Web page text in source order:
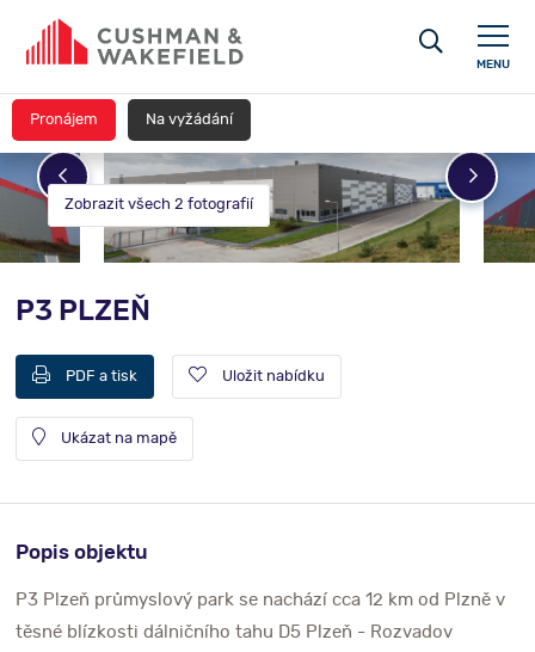
MENU
Zobrazit všech 2 fotografií
P3 PLZEŇ
PDF a tisk Uložit nabídku
Ukázat na mapě
Pronájem Na vyžádání
Popis objektu
P3 Plzeň průmyslový park se nachází cca 12 km od Plzně v
těsné blízkosti dálničního tahu D5 Plzeň - Rozvadov